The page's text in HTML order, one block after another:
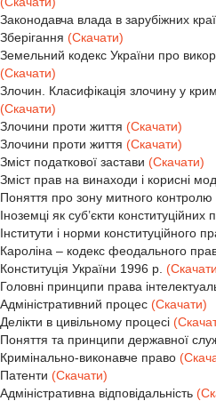
Законодавча влада в зарубіжних
Зберігання (Скачати)
Земельний кодекс України про
(Скачати)
Злочин. Класифікація злочину у
(Скачати)
Злочини проти життя (Скачати)
Злочини проти життя (Скачати)
Зміст податкової застави (Скачати)
Зміст прав на винаходи і корисні
Поняття про зону митного контролю
Іноземці як суб’єкти конституційних
Інститути і норми конституційного
Кароліна – кодекс феодального
Конституція України 1996 р.
Головні принципи права
Адміністративний процес (Скачати)
Делікти в цивільному процесі
Поняття та принципи державної
Кримінально-виконавче право
Патенти (Скачати)
Адміністративна відповідальність